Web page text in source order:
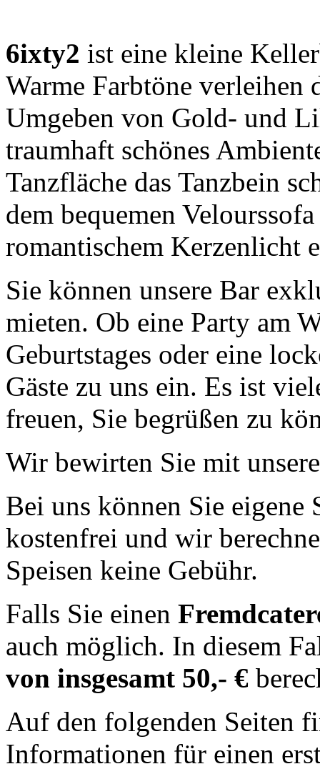
6ixty2 ist eine kleine
Warme Farbtöne verleihen
Umgeben von Gold- und
traumhaft schönes
Tanzfläche das Tanzbein
dem bequemen
romantischem Kerzenlicht
Sie können unsere Bar
mieten. Ob eine Party am
Geburtstages oder eine
Gäste zu uns ein. Es ist
freuen, Sie begrüßen zu
Wir bewirten Sie mit
Bei uns können Sie eigene
kostenfrei und wir
Speisen keine Gebühr.
Falls Sie einen
auch möglich. In diesem
von insgesamt 50,- €
Auf den folgenden Seiten
Informationen für einen